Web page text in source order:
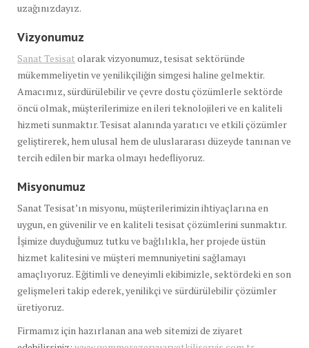
uzağınızdayız.
Vizyonumuz
Sanat Tesisat olarak vizyonumuz, tesisat sektöründe
mükemmeliyetin ve yenilikçiliğin simgesi haline gelmektir.
Amacımız, sürdürülebilir ve çevre dostu çözümlerle sektörde
öncü olmak, müşterilerimize en ileri teknolojileri ve en kaliteli
hizmeti sunmaktır. Tesisat alanında yaratıcı ve etkili çözümler
geliştirerek, hem ulusal hem de uluslararası düzeyde tanınan ve
tercih edilen bir marka olmayı hedefliyoruz.
Misyonumuz
Sanat Tesisat’ın misyonu, müşterilerimizin ihtiyaçlarına en
uygun, en güvenilir ve en kaliteli tesisat çözümlerini sunmaktır.
İşimize duyduğumuz tutku ve bağlılıkla, her projede üstün
hizmet kalitesini ve müşteri memnuniyetini sağlamayı
amaçlıyoruz. Eğitimli ve deneyimli ekibimizle, sektördeki en son
gelişmeleri takip ederek, yenilikçi ve sürdürülebilir çözümler
üretiyoruz.
Firmamız için hazırlanan ana web sitemizi de ziyaret